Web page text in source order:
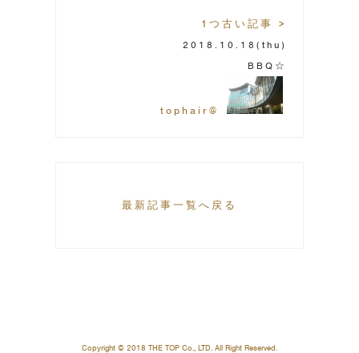
1つ古い記事 >
2018.10.18 (thu)
BBQ☆
tophair@
最新記事一覧へ戻る
Copyright © 2018 THE TOP Co., LTD. All Right Reserved.